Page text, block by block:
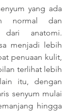
yang ada
normal dan
dari anatomi.
menjadi lebih
penuaan kulit,
terlihat lebih
itu, dengan
senyum mulai
hingga